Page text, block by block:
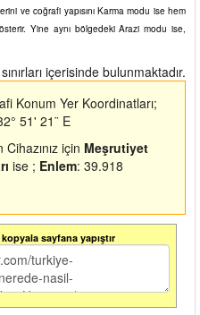
ve coğrafi yapısını Karma modu ise hem
Yine aynı bölgedeki Arazi modu ise,
içerisinde bulunmaktadır.
Konum Yer Koordinatları;
51' 21¨ E
için Meşrutiyet
ise ; Enlem: 39.918
sayfana yapıştır